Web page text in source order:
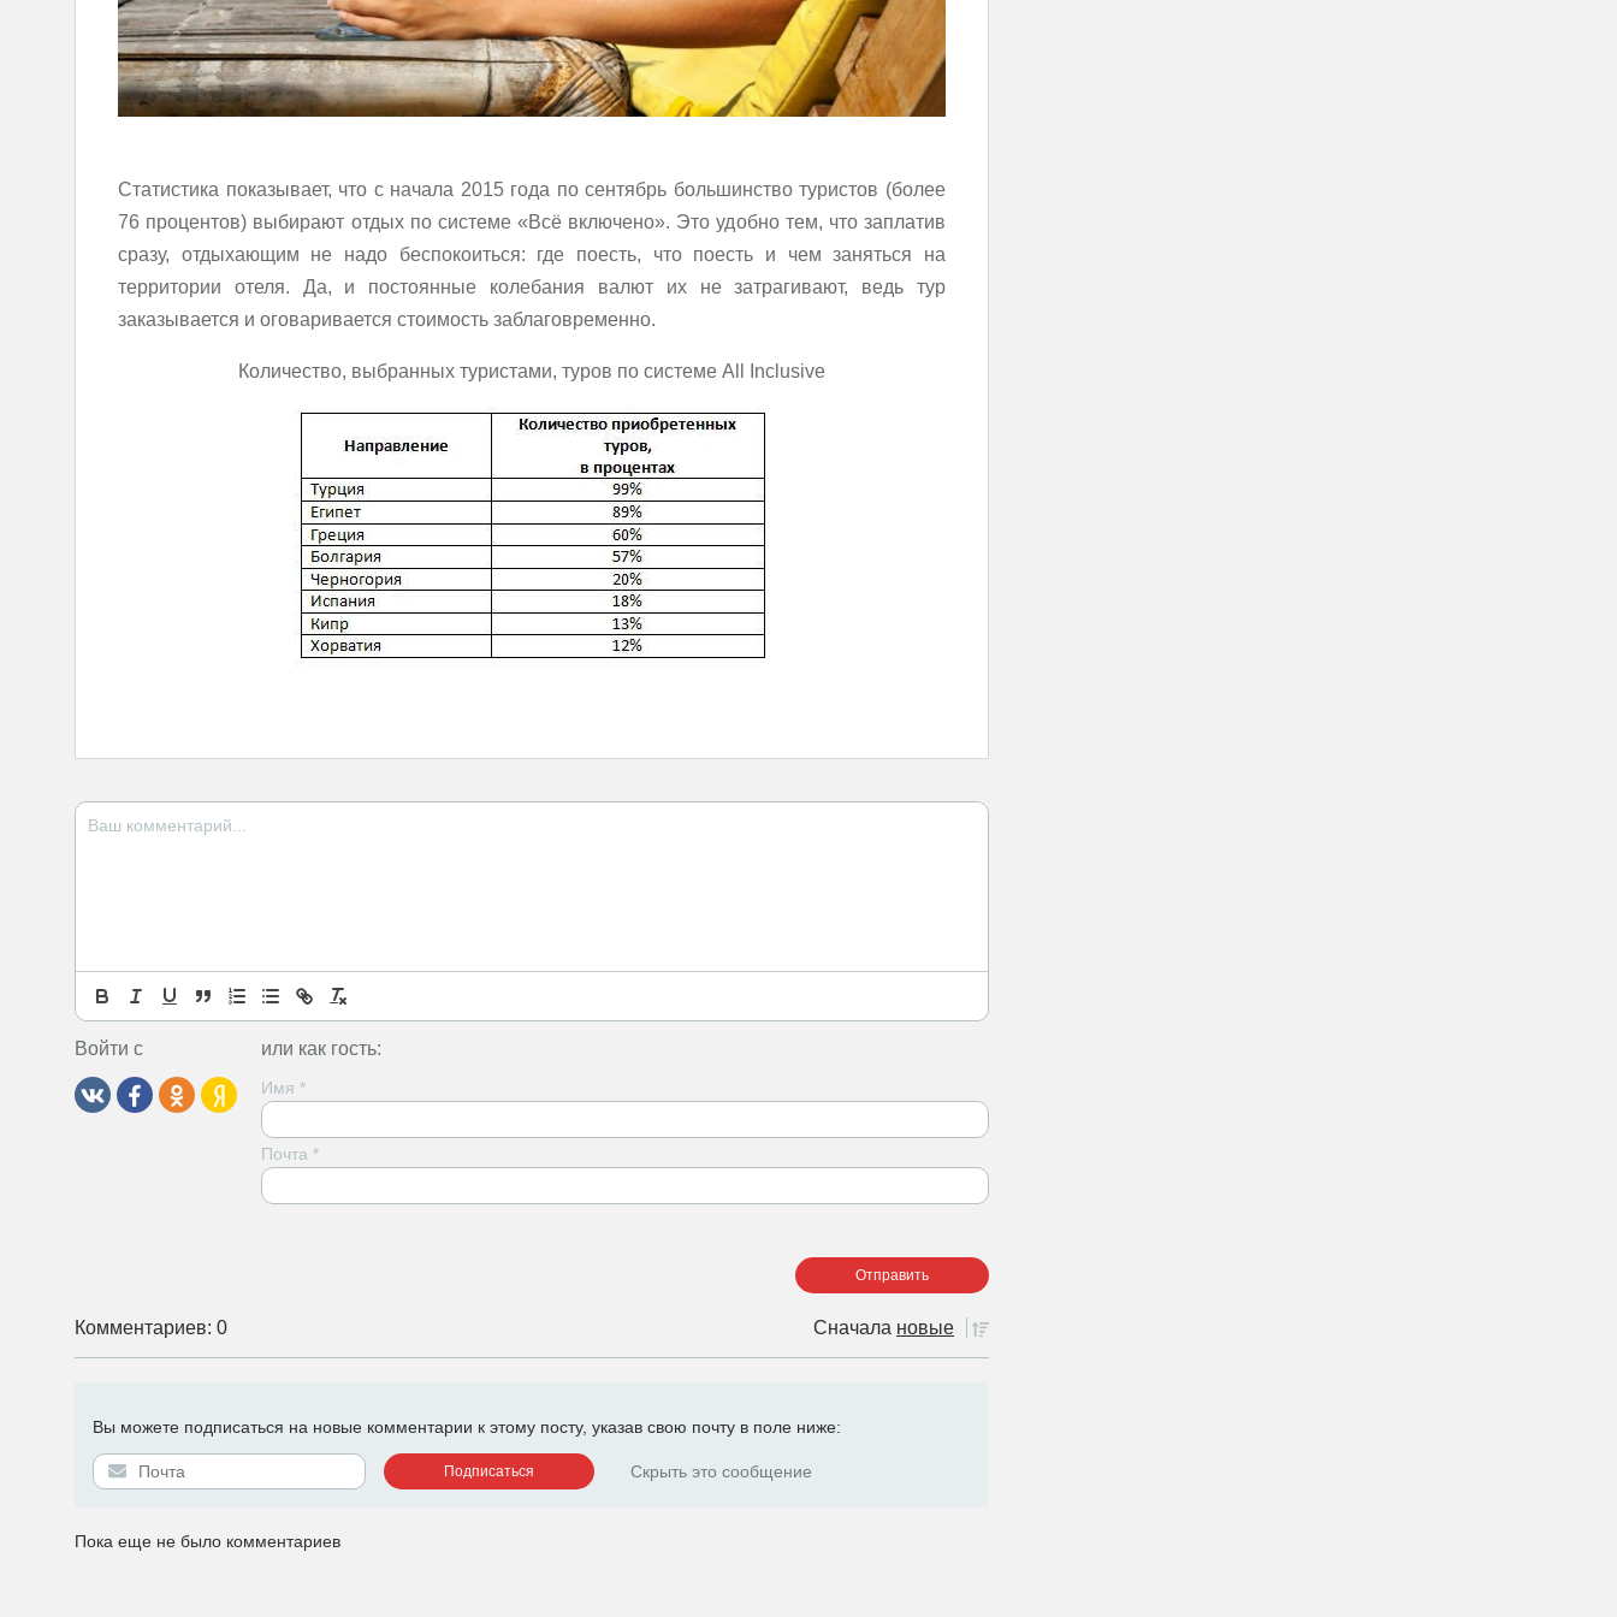
Статистика показывает, что с начала 2015 года по сентябрь большинство туристов (более
76 процентов) выбирают отдых по системе «Всё включено». Это удобно тем, что заплатив
сразу, отдыхающим не надо беспокоиться: где поесть, что поесть и чем заняться на
территории отеля. Да, и постоянные колебания валют их не затрагивают, ведь тур
заказывается и оговаривается стоимость заблаговременно.
Количество, выбранных туристами, туров по системе All Inclusive
Войти с или как гость:
Имя *
Почта *
Комментариев: 0 Сначала новые
Вы можете подписаться на новые комментарии к этому посту, указав свою почту в поле ниже:
Скрыть это сообщение
Пока еще не было комментариев